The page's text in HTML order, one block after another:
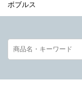
ボブルス